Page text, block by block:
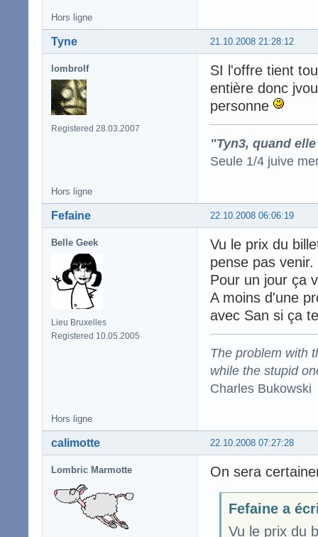
Hors ligne
21.10.2008 21:28:12
Tyne
lombrolf
Registered 28.03.2007
SI l'offre tient
entière donc
personne
"Tyn3, quand
Seule 1/4 juive
Hors ligne
22.10.2008 06:06:19
Fefaine
Belle Geek
Lieu Bruxelles
Registered 10.05.2005
Vu le prix du
pense pas venir.
Pour un jour ça
A moins d'une
avec San si ça
The problem with
while the stupid
Charles Bukowski
Hors ligne
22.10.2008 07:27:28
calimotte
Lombric Marmotte On sera
Fefaine a
Vu le prix du